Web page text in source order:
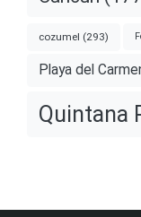
cozumel (293)
Playa del
Quintana